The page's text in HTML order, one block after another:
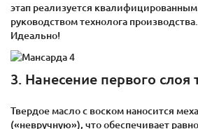
этап реализуется
руководством технолога
Идеально!
3. Нанесение первого слоя
Твердое масло с воском наносится
(«невручную»), что обеспечивает